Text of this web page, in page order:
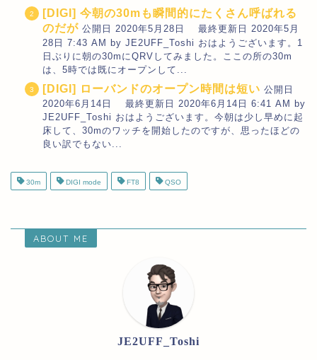
[DIGI] 今朝の30mも瞬間的にたくさん呼ばれる
のだが 公開日 2020年5月28日 最終更新日 2020年5月
28日 7:43 AM by JE2UFF_Toshi おはようございます。1
日ぶりに朝の30mにQRVしてみました。ここの所の30m
は、5時では既にオープンして...
[DIGI] ローバンドのオープン時間は短い 公開日
2020年6月14日 最終更新日 2020年6月14日 6:41 AM by
JE2UFF_Toshi おはようございます。今朝は少し早めに起
床して、30mのワッチを開始したのですが、思ったほどの
良い訳でもない...
30m DIGI mode FT8 QSO
ABOUT ME
JE2UFF_Toshi